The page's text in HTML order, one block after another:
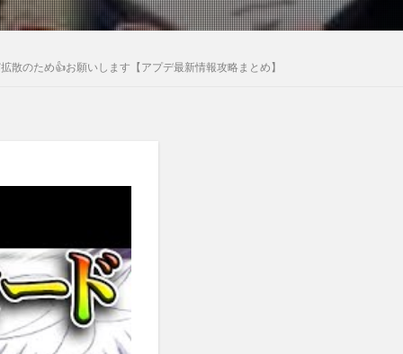
のため👍お願いします【アプデ最新情報攻略まとめ】